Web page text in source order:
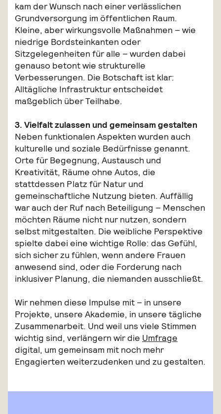
kam der Wunsch nach einer verlässlichen
Grundversorgung im öffentlichen Raum.
Kleine, aber wirkungsvolle Maßnahmen – wie
niedrige Bordsteinkanten oder
Sitzgelegenheiten für alle – wurden dabei
genauso betont wie strukturelle
Verbesserungen. Die Botschaft ist klar:
Alltägliche Infrastruktur entscheidet
maßgeblich über Teilhabe.
3. Vielfalt zulassen und gemeinsam gestalten
Neben funktionalen Aspekten wurden auch
kulturelle und soziale Bedürfnisse genannt.
Orte für Begegnung, Austausch und
Kreativität, Räume ohne Autos, die
stattdessen Platz für Natur und
gemeinschaftliche Nutzung bieten. Auffällig
war auch der Ruf nach Beteiligung – Menschen
möchten Räume nicht nur nutzen, sondern
selbst mitgestalten. Die weibliche Perspektive
spielte dabei eine wichtige Rolle: das Gefühl,
sich sicher zu fühlen, wenn andere Frauen
anwesend sind, oder die Forderung nach
inklusiver Planung, die niemanden ausschließt.
Wir nehmen diese Impulse mit – in unsere
Projekte, unsere Akademie, in unsere tägliche
Zusammenarbeit. Und weil uns viele Stimmen
wichtig sind, verlängern wir die Umfrage
digital, um gemeinsam mit noch mehr
Engagierten weiterzudenken und zu gestalten.